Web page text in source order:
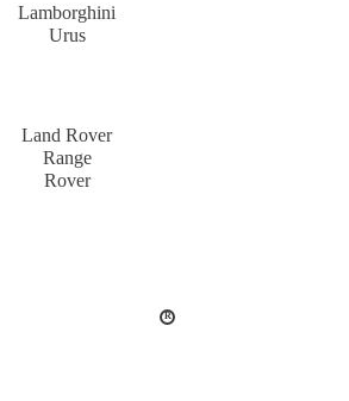
Lamborghini
Urus
Land Rover
Range
Rover